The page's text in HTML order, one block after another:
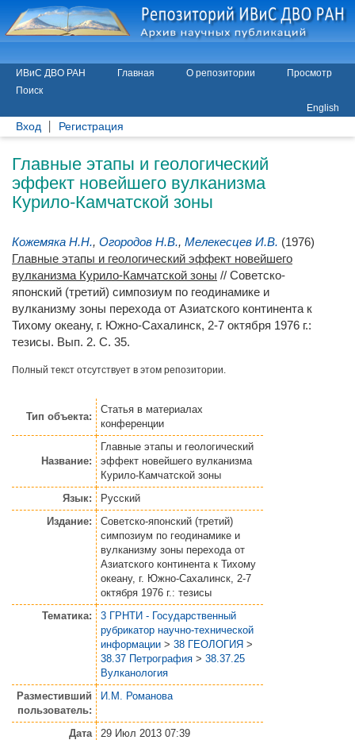
ИВиС ДВО РАН Главная О репозитории
Просмотр
Поиск
English
Вход Регистрация
Главные этапы и геологический
эффект новейшего вулканизма
Курило-Камчатской зоны
Кожемяка Н.Н., Огородов Н.В., Мелекесцев И.В. (1976)
Главные этапы и геологический эффект новейшего
вулканизма Курило-Камчатской зоны // Советско-
японский (третий) симпозиум по геодинамике и
вулканизму зоны перехода от Азиатского континента к
Тихому океану, г. Южно-Сахалинск, 2-7 октября 1976 г.:
тезисы. Вып. 2. С. 35.
Полный текст отсутствует в этом репозитории.
Тип объекта:
Статья в материалах
конференции
Название:
Главные этапы и геологический
эффект новейшего вулканизма
Курило-Камчатской зоны
Язык:
Русский
Издание:
Советско-японский (третий)
симпозиум по геодинамике и
вулканизму зоны перехода от
Азиатского континента к Тихому
океану, г. Южно-Сахалинск, 2-7
октября 1976 г.: тезисы
Тематика:
3 ГРНТИ - Государственный
рубрикатор научно-технической
информации > 38 ГЕОЛОГИЯ >
38.37 Петрография > 38.37.25
Вулканология
Разместивший
пользователь:
И.М. Романова
Дата
29 Июл 2013 07:39